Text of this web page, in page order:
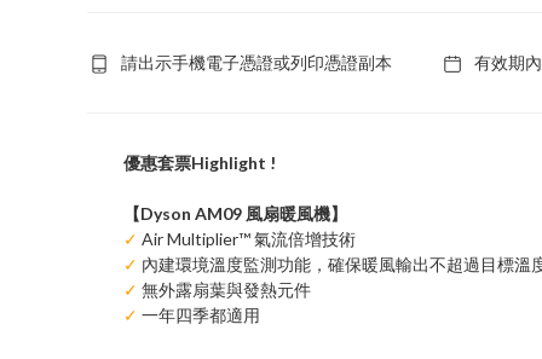
請出示手機電子憑證或列印憑證副本 有效期
優惠套票Highlight !
【Dyson AM09 風扇暖風機】
✓ Air Multiplier™ 氣流倍增技術
✓ 內建環境溫度監測功能，確保暖風輸出不超過目標溫
✓ 無外露扇葉與發熱元件
✓ 一年四季都適用